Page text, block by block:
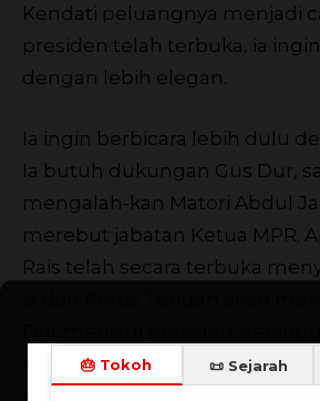
Kendati peluangnya menjadi
presiden telah terbuka, ia
dengan lebih elegan.
Ia ingin berbicara lebih dulu
Ia butuh dukungan Gus Dur,
mengalah-kan Matori Abdul
merebut jabatan Ketua MPR.
Rais telah secara terbuka
kuatnya dorongan agar ia